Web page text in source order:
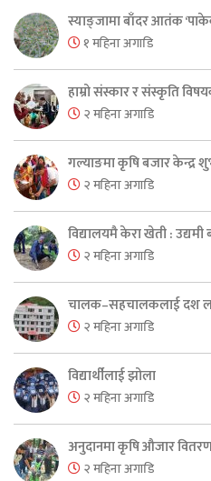
स्याङ्जामा बाँदर आतंक
१ महिना अगाडि
हाम्रो संस्कार र संस्कृति
२ महिना अगाडि
गल्याङमा कृषि बजार केन्द्र
२ महिना अगाडि
विद्यालयमै केरा खेती : उद्यमी
२ महिना अगाडि
चालक–सहचालकलाई दश
२ महिना अगाडि
विद्यार्थीलाई झोला
२ महिना अगाडि
अनुदानमा कृषि औजार
२ महिना अगाडि